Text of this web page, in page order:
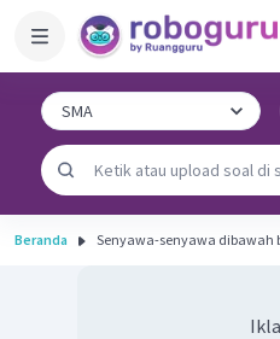
Beranda Senyawa-senyawa dibawah